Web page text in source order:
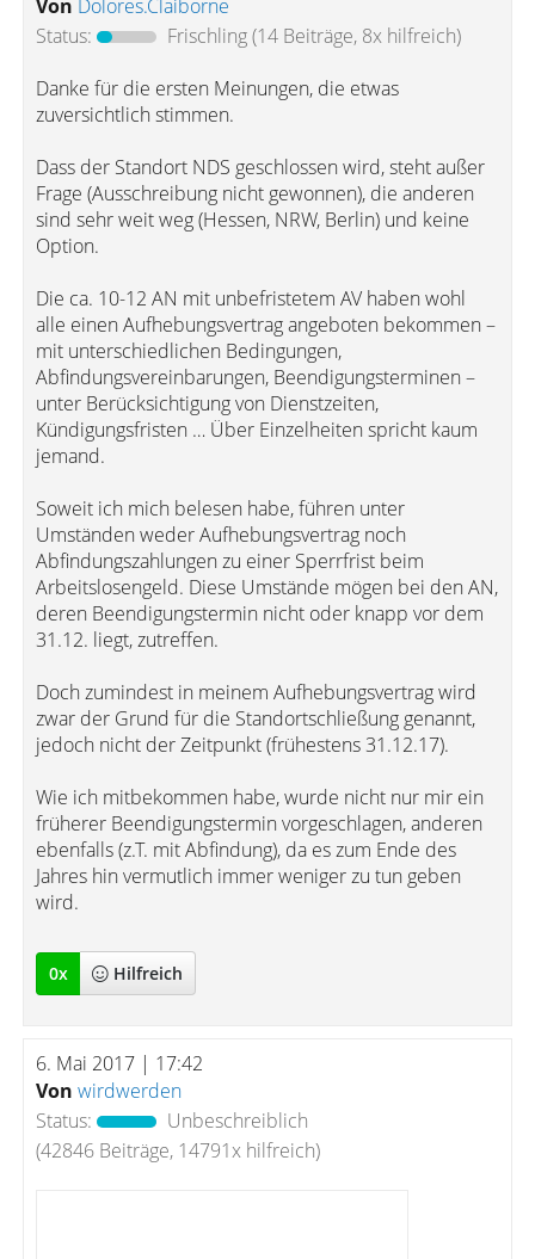
Von Dolores.Claiborne
Status:
Frischling(14 Beiträge, 8x hilfreich)
Danke für die ersten Meinungen, die etwas
zuversichtlich stimmen.
Dass der Standort NDS geschlossen wird, steht außer
Frage (Ausschreibung nicht gewonnen), die anderen
sind sehr weit weg (Hessen, NRW, Berlin) und keine
Option.
Die ca. 10-12 AN mit unbefristetem AV haben wohl
alle einen Aufhebungsvertrag angeboten bekommen –
mit unterschiedlichen Bedingungen,
Abfindungsvereinbarungen, Beendigungsterminen –
unter Berücksichtigung von Dienstzeiten,
Kündigungsfristen … Über Einzelheiten spricht kaum
jemand.
Soweit ich mich belesen habe, führen unter
Umständen weder Aufhebungsvertrag noch
Abfindungszahlungen zu einer Sperrfrist beim
Arbeitslosengeld. Diese Umstände mögen bei den AN,
deren Beendigungstermin nicht oder knapp vor dem
31.12. liegt, zutreffen.
Doch zumindest in meinem Aufhebungsvertrag wird
zwar der Grund für die Standortschließung genannt,
jedoch nicht der Zeitpunkt (frühestens 31.12.17).
Wie ich mitbekommen habe, wurde nicht nur mir ein
früherer Beendigungstermin vorgeschlagen, anderen
ebenfalls (z.T. mit Abfindung), da es zum Ende des
Jahres hin vermutlich immer weniger zu tun geben
wird.
0x Hilfreich
6. Mai 2017 | 17:42
Von wirdwerden
Status:
Unbeschreiblich
(42846 Beiträge, 14791x hilfreich)